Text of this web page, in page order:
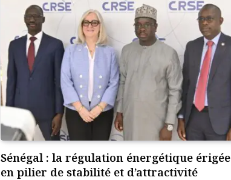
Sénégal : la régulation énergétique érigée
en pilier de stabilité et d’attractivité